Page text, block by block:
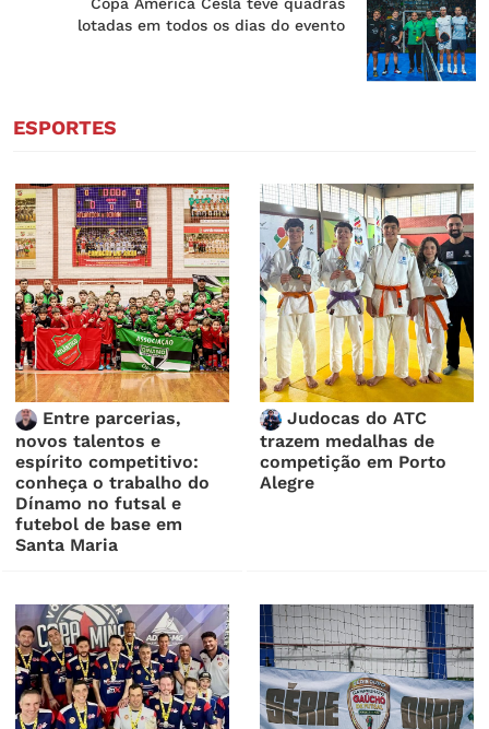
lotadas em todos os dias do evento
ESPORTES
Entre parcerias,
novos talentos e
espírito competitivo:
conheça o trabalho do
Dínamo no futsal e
futebol de base em
Santa Maria
Judocas do ATC
trazem medalhas de
competição em Porto
Alegre